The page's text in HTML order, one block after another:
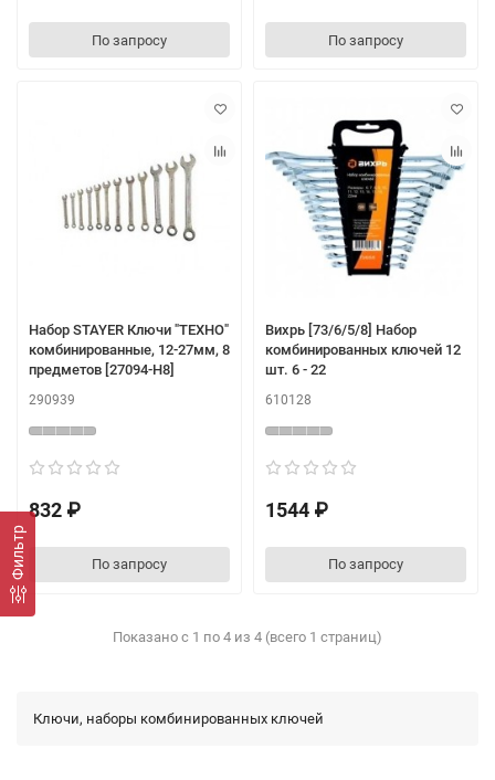
Фильтр
По запросу По запросу
Набор STAYER Ключи "ТЕХНО"
комбинированные, 12-27мм, 8
предметов [27094-H8]
290939
832 ₽
По запросу
Вихрь [73/6/5/8] Набор
комбинированных ключей 12
шт. 6 - 22
610128
1544 ₽
По запросу
Показано с 1 по 4 из 4 (всего 1 страниц)
Ключи, наборы комбинированных ключей